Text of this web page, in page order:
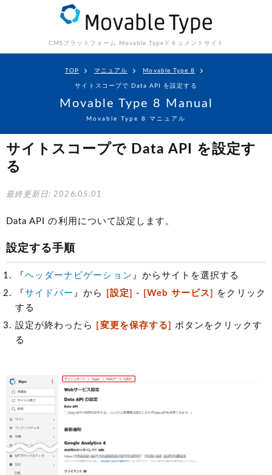
CMSプラットフォーム Movable Type ドキュメントサイト
TOP マニュアル Movable Type 8
サイトスコープで Data API を設定する
Movable Type 8 Manual
Movable Type 8 マニュアル
サイトスコープで Data API を設定す
る
最終更新日: 2026.05.01
Data API の利用について設定します。
設定する手順
『ヘッダーナビゲーション 』からサイトを選択する
『サイドバー 』から [設定] - [Web サービス]
をクリック
する
設定が終わったら
[変更を保存する] ボタンをクリックす
る